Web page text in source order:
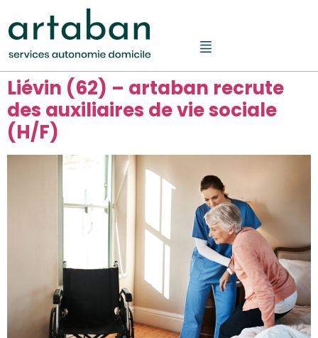
Liévin (62) – artaban recrute
des auxiliaires de vie sociale
(H/F)